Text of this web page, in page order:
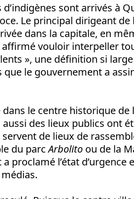
sont arrivés à
Le principal dirigeant de
dans la capitale, en
vouloir interpeller
», une définition si
que le gouvernement a
le centre historique de
des lieux publics ont
de lieux de
du parcArbolito ou de la
proclamé l’état d’urgence